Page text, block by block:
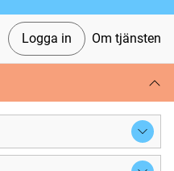
Logga in Om tjänsten